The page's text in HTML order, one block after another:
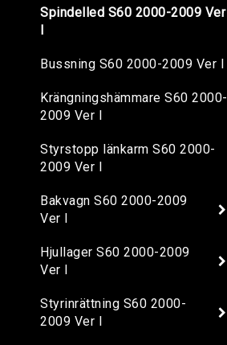
Spindelled S60 2000-2009 Ver
Bussning S60 2000-2009 Ver I
Krängningshämmare S60 2000-
2009 Ver I
Styrstopp länkarm S60 2000-
2009 Ver I
Bakvagn S60 2000-2009
Ver I
Hjullager S60 2000-2009
Ver I
Styrinrättning S60 2000-
2009 Ver I